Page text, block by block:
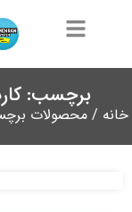
برچسب:
خانه / محصولات